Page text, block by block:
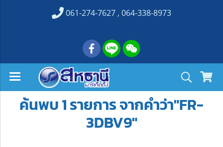
061-274-7627 , 064-338-8973
ค้นพบ 1 รายการ จากคำว่า"FR-
3DBV9"